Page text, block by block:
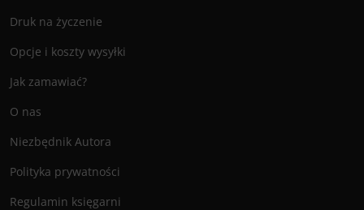
Druk na życzenie
Opcje i koszty wysyłki
Jak zamawiać?
O nas
Niezbędnik Autora
Polityka prywatności
Regulamin księgarni